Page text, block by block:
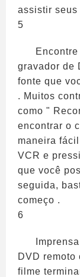
assistir seus
5
gravador de
fonte que
. Muitos
como "
encontrar o
maneira
VCR e
que você
seguida,
começo .
6
DVD
filme